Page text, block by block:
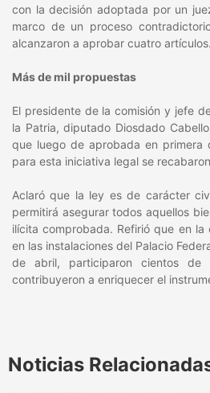
con la decisión adoptada por un
marco de un proceso
alcanzaron a aprobar cuatro artículos.
Más de mil propuestas
El presidente de la comisión y jefe
la Patria, diputado Diosdado
que luego de aprobada en primera
para esta iniciativa legal se
Aclaró que la ley es de carácter
permitirá asegurar todos aquellos
ilícita comprobada. Refirió que en la
en las instalaciones del Palacio
de abril, participaron cientos de
contribuyeron a enriquecer el
Noticias